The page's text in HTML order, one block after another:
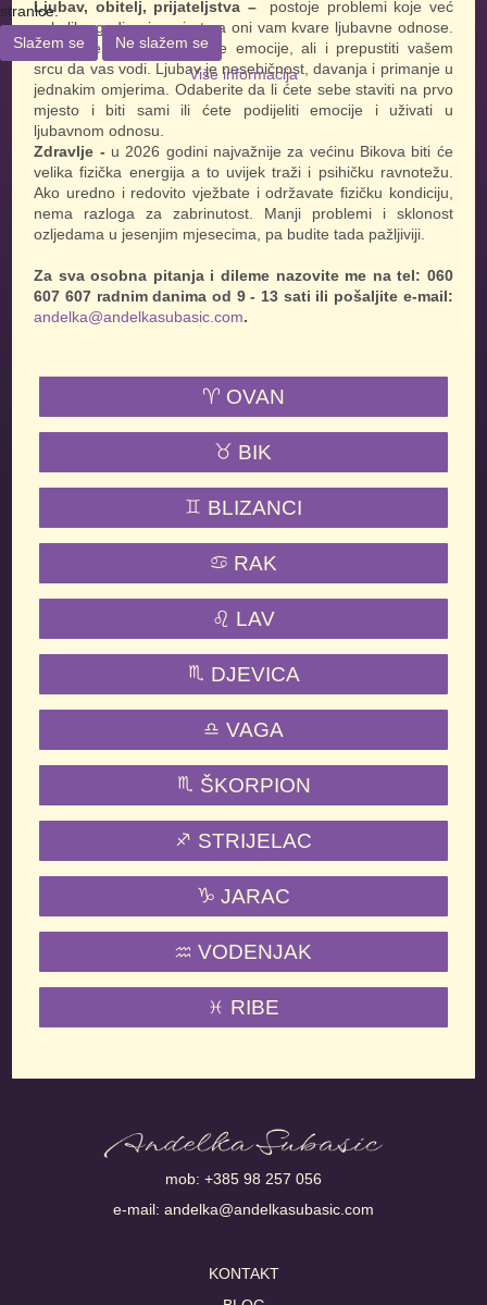
Ljubav, obitelj, prijateljstva – postoje problemi koje već
nekoliko godina ignorirate a oni vam kvare ljubavne odnose.
Pokušajte više slušati tuđe emocije, ali i prepustiti vašem
srcu da vas vodi. Ljubav je nesebičnost, davanja i primanje u
jednakim omjerima. Odaberite da li ćete sebe staviti na prvo
mjesto i biti sami ili ćete podijeliti emocije i uživati u
ljubavnom odnosu.
Zdravlje - u 2026 godini najvažnije za većinu Bikova biti će
velika fizička energija a to uvijek traži i psihičku ravnotežu.
Ako uredno i redovito vježbate i održavate fizičku kondiciju,
nema razloga za zabrinutost. Manji problemi i sklonost
ozljedama u jesenjim mjesecima, pa budite tada pažljiviji.
Za sva osobna pitanja i dileme nazovite me na tel: 060
607 607 radnim danima od 9 - 13 sati ili pošaljite e-mail:
andelka@andelkasubasic.com.
OVAN
BIK
BLIZANCI
RAK
LAV
DJEVICA
VAGA
ŠKORPION
STRIJELAC
JARAC
VODENJAK
RIBE
KONTAKT
mob: +385 98 257 056
e-mail: andelka@andelkasubasic.com
stranice.
Slažem se
Ne slažem se
Više informacija